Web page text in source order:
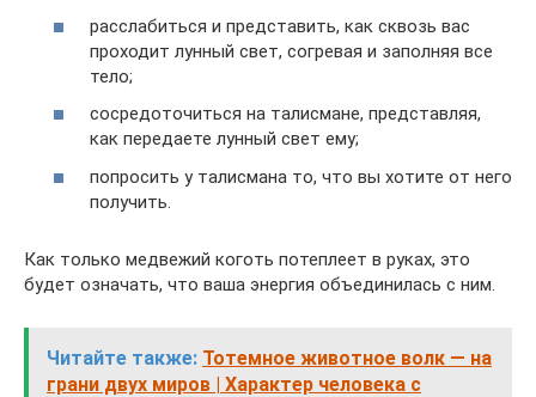
расслабиться и представить, как сквозь вас
проходит лунный свет, согревая и заполняя все
тело;
сосредоточиться на талисмане, представляя,
как передаете лунный свет ему;
попросить у талисмана то, что вы хотите от него
получить.
Как только медвежий коготь потеплеет в руках, это
будет означать, что ваша энергия объединилась с ним.
Читайте также: Тотемное животное волк — на
грани двух миров | Характер человека с